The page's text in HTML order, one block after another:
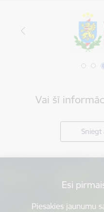
Vai šī
Sniegt
Esi
Piesakies jaunumu